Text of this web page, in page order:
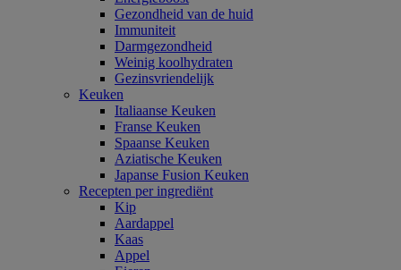
Gezondheid van de huid
Immuniteit
Darmgezondheid
Weinig koolhydraten
Gezinsvriendelijk
Keuken
Italiaanse Keuken
Franse Keuken
Spaanse Keuken
Aziatische Keuken
Japanse Fusion Keuken
Recepten per ingrediënt
Kip
Aardappel
Kaas
Appel